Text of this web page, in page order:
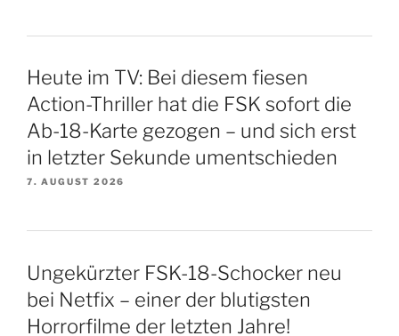
Heute im TV: Bei diesem fiesen
Action-Thriller hat die FSK sofort die
Ab-18-Karte gezogen – und sich erst
in letzter Sekunde umentschieden
7. AUGUST 2026
Ungekürzter FSK-18-Schocker neu
bei Netfix – einer der blutigsten
Horrorfilme der letzten Jahre!